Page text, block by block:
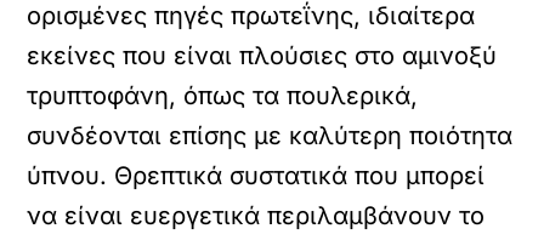
ορισμένες πηγές πρωτεΐνης, ιδιαίτερα
εκείνες που είναι πλούσιες στο αμινοξύ
τρυπτοφάνη, όπως τα πουλερικά,
συνδέονται επίσης με καλύτερη ποιότητα
ύπνου. Θρεπτικά συστατικά που μπορεί
να είναι ευεργετικά περιλαμβάνουν το